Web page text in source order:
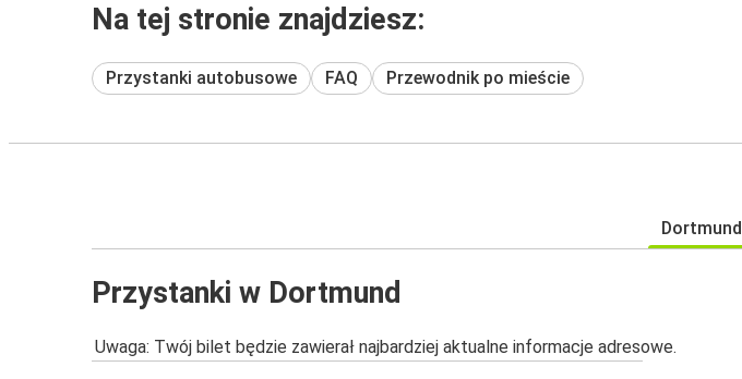
Na tej stronie znajdziesz:
Przystanki autobusowe FAQ Przewodnik po mieście
Dortmund
Przystanki w Dortmund
Uwaga: Twój bilet będzie zawierał najbardziej aktualne informacje adresowe.